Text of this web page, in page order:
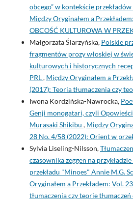
obcego” w kontekście
Między Oryginałem a
OBCOŚĆ KULTUROWA W
Małgorzata Ślarzyńska, Polskie
fragmentów prozy włoskiej w
kulturowych i historycznych
PRL, Między Oryginałem a
(2017): Teoria tłumaczenia czy
Iwona Kordzińska-Nawrocka,
Genji monogatari, czyli
Murasaki Shikibu , Między
28 No. 4/58 (2022): Orient w
Sylvia Liseling-Nilsson,
czasownika zeggen na
przekładu "Minoes" Annie M.G.
Oryginałem a Przekładem: Vol.
tłumaczenia czy teorie tłumaczeń